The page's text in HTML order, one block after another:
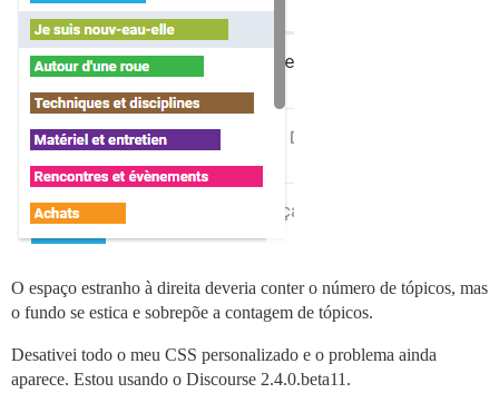
O espaço estranho à direita deveria conter o número de tópicos, mas
o fundo se estica e sobrepõe a contagem de tópicos.
Desativei todo o meu CSS personalizado e o problema ainda
aparece. Estou usando o Discourse 2.4.0.beta11.